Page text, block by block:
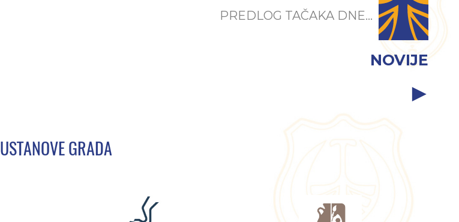
PREDLOG TAČAKA DNE...
NOVIJE
USTANOVE GRADA